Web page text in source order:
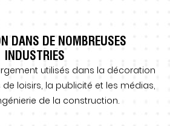
DANS DE NOMBREUSES
INDUSTRIES
utilisés dans la décoration
loisirs, la publicité et les médias,
de la construction.